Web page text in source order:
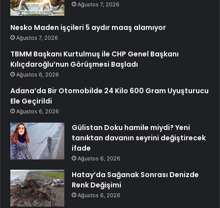
Ağustos 7, 2026
Nesko Maden işçileri 5 aydır maaş alamıyor
Ağustos 7, 2026
TBMM Başkanı Kurtulmuş ile CHP Genel Başkanı
Kılıçdaroğlu’nun Görüşmesi Başladı
Ağustos 6, 2026
Adana’da Bir Otomobilde 24 Kilo 600 Gram Uyuşturucu
Ele Geçirildi
Ağustos 6, 2026
Gülistan Doku hamile miydi? Yeni
tanıktan davanın seyrini değiştirecek
ifade
Ağustos 6, 2026
Hatay’da Sağanak Sonrası Denizde
Renk Değişimi
Ağustos 6, 2026